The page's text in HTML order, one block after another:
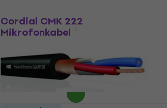
Cordial CMK 222
Mikrofonkabel
4,8/5
1,59 €
Auf Lager